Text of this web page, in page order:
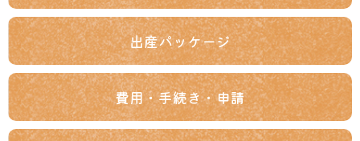
出産パッケージ
費用・手続き・申請